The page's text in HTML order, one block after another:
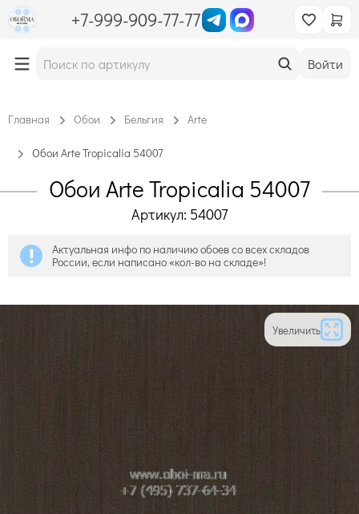
+7-999-909-77-77
Войти
Главная Обои Бельгия Arte
Обои Arte Tropicalia 54007
Обои Arte Tropicalia 54007
Артикул: 54007
Актуальная инфо по наличию обоев со всех складов
России, если написано «кол-во на складе»!
Увеличить